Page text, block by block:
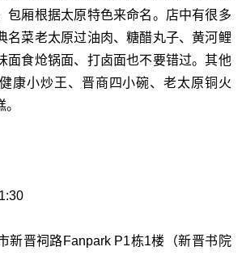
包厢根据太原特色来命名。店中有很多
名菜老太原过油肉、糖醋丸子、黄河鲤
面食炝锅面、打卤面也不要错过。其他
康小炒王、晋商四小碗、老太原铜火
新晋祠路Fanpark P1栋1楼（新晋书院